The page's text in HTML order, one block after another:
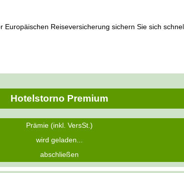
Reiseversicherung sichern Sie sich
Hotelstorno Premium
Prämie (inkl. VersSt.)
wird geladen...
abschließen